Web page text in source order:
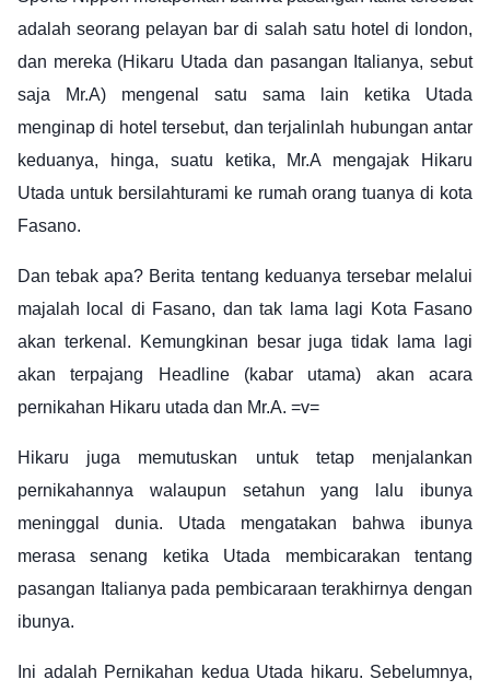
adalah seorang pelayan bar di salah satu hotel di london,
dan mereka (Hikaru Utada dan pasangan Italianya, sebut
saja Mr.A) mengenal satu sama lain ketika Utada
menginap di hotel tersebut, dan terjalinlah hubungan antar
keduanya, hinga, suatu ketika, Mr.A mengajak Hikaru
Utada untuk bersilahturami ke rumah orang tuanya di kota
Fasano.
Dan tebak apa? Berita tentang keduanya tersebar melalui
majalah local di Fasano, dan tak lama lagi Kota Fasano
akan terkenal. Kemungkinan besar juga tidak lama lagi
akan terpajang Headline (kabar utama) akan acara
pernikahan Hikaru utada dan Mr.A. =v=
Hikaru juga memutuskan untuk tetap menjalankan
pernikahannya walaupun setahun yang lalu ibunya
meninggal dunia. Utada mengatakan bahwa ibunya
merasa senang ketika Utada membicarakan tentang
pasangan Italianya pada pembicaraan terakhirnya dengan
ibunya.
Ini adalah Pernikahan kedua Utada hikaru. Sebelumnya,